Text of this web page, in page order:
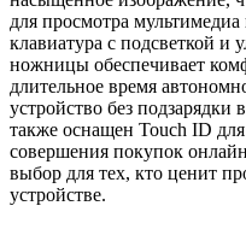
для просмотра
клавиатура с подсветкой
ножницы обеспечивает
длительное время
устройство без подзарядки
также оснащен Touch ID
совершения покупок
выбор для тех, кто ценит
устройстве.